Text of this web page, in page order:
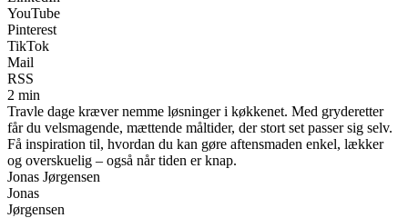
YouTube
Pinterest
TikTok
Mail
RSS
2 min
Travle dage kræver nemme løsninger i køkkenet. Med gryderetter
får du velsmagende, mættende måltider, der stort set passer sig selv.
Få inspiration til, hvordan du kan gøre aftensmaden enkel, lækker
og overskuelig – også når tiden er knap.
Jonas Jørgensen
Jonas
Jørgensen